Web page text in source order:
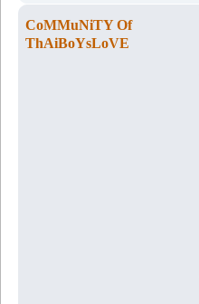
CoMMuNiTY Of
ThAiBoYsLoVE